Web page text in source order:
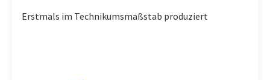
Erstmals im Technikumsmaßstab produziert